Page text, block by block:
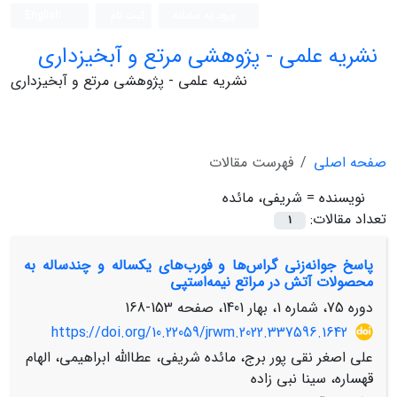
نشریه علمی - پژوهشی مرتع و آبخیزداری
نشریه علمی - پژوهشی مرتع و آبخیزداری
صفحه اصلی
فهرست مقالات
نویسنده = شریفی، مائده
تعداد مقالات:
1
پاسخ جوانه‌زنی گراس‌ها و فورب‌های یکساله و چندساله به
محصولات آتش در مراتع نیمه‌استپی
دوره 75، شماره 1، بهار 1401، صفحه
153-168
https://doi.org/10.22059/jrwm.2022.337596.1642
علی اصغر نقی پور برج، مائده شریفی، عطاالله ابراهیمی، الهام
قهساره، سینا نبی زاده